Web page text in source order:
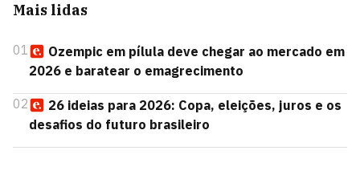
Mais lidas
01
Ozempic em pílula deve chegar ao mercado em
2026 e baratear o emagrecimento
02
26 ideias para 2026: Copa, eleições, juros e os
desafios do futuro brasileiro